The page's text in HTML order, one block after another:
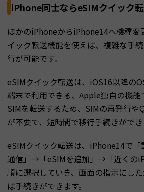
iPhone同士ならeSIMクイック
ほかのiPhoneからiPhone14へ機種変
イック転送機能を使えば、複雑な手
行が可能です。
eSIMクイック転送は、iOS16以降の
端末で利用できる、Apple独自の機能
SIMを転送するため、SIMの再発行や
が不要で、短時間で移行手続きができ
eSIMクイック転送は、iPhone14で
通信」→「eSIMを追加」→「近くの
順に選択していき、画面の指示にし
ば手続きができます。